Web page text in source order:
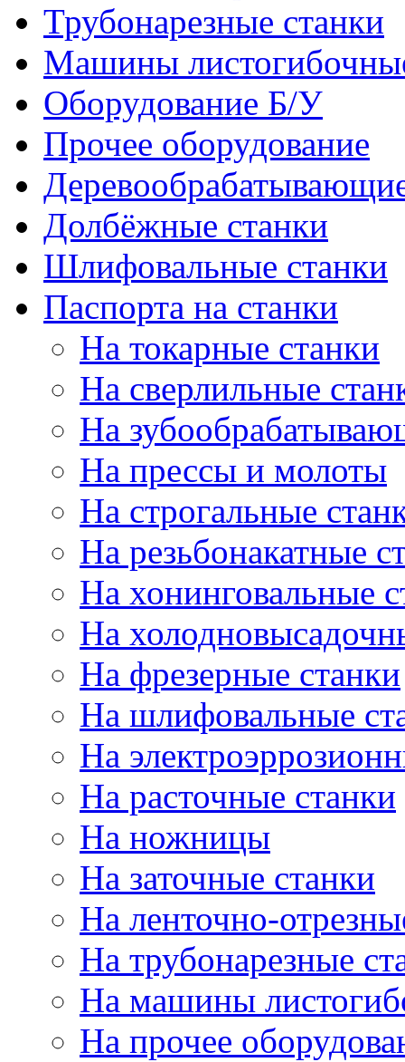
Трубонарезные станки
Машины
Оборудование Б/У
Прочее оборудование
Долбёжные станки
Шлифовальные станки
Паспорта на станки
На токарные станки
На сверлильные
На
На прессы и молоты
На строгальные
На резьбонакатные
На хонинговальные
На
На фрезерные станки
На шлифовальные
На
На расточные станки
На ножницы
На заточные станки
На ленточно-
На трубонарезные
На машины
На прочее